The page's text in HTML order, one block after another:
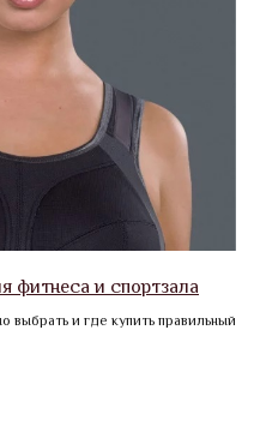
фитнеса и спортзала
выбрать и где купить правильный